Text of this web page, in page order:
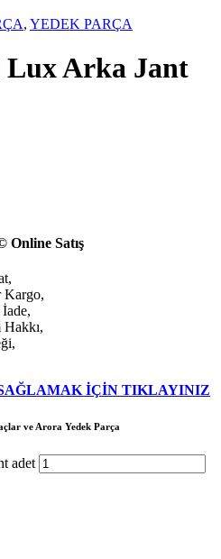
, YEDEK PARÇA
Arka Jant
Online Satış
Kargo,
İÇİN TIKLAYINIZ
ve Arora Yedek Parça
adet